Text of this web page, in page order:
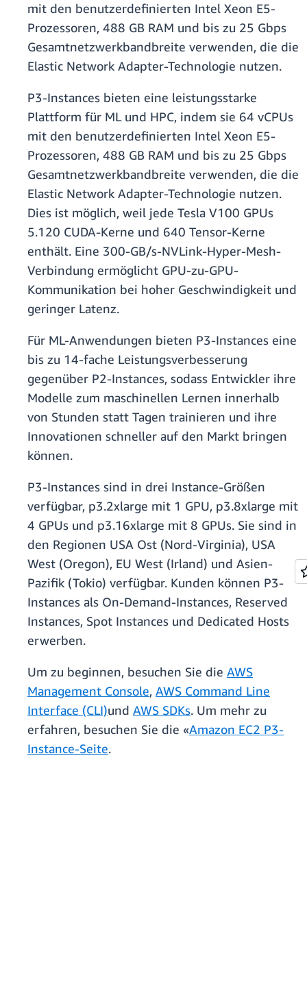
mit den benutzerdefinierten Intel Xeon E5-
Prozessoren, 488 GB RAM und bis zu 25 Gbps
Gesamtnetzwerkbandbreite verwenden, die die
Elastic Network Adapter-Technologie nutzen.
P3-Instances bieten eine leistungsstarke
Plattform für ML und HPC, indem sie 64 vCPUs
mit den benutzerdefinierten Intel Xeon E5-
Prozessoren, 488 GB RAM und bis zu 25 Gbps
Gesamtnetzwerkbandbreite verwenden, die die
Elastic Network Adapter-Technologie nutzen.
Dies ist möglich, weil jede Tesla V100 GPUs
5.120 CUDA-Kerne und 640 Tensor-Kerne
enthält. Eine 300-GB/s-NVLink-Hyper-Mesh-
Verbindung ermöglicht GPU-zu-GPU-
Kommunikation bei hoher Geschwindigkeit und
geringer Latenz.
Für ML-Anwendungen bieten P3-Instances eine
bis zu 14-fache Leistungsverbesserung
gegenüber P2-Instances, sodass Entwickler ihre
Modelle zum maschinellen Lernen innerhalb
von Stunden statt Tagen trainieren und ihre
Innovationen schneller auf den Markt bringen
können.
P3-Instances sind in drei Instance-Größen
verfügbar, p3.2xlarge mit 1 GPU, p3.8xlarge mit
4 GPUs und p3.16xlarge mit 8 GPUs. Sie sind in
den Regionen USA Ost (Nord-Virginia), USA
West (Oregon), EU West (Irland) und Asien-
Pazifik (Tokio) verfügbar. Kunden können P3-
Instances als On-Demand-Instances, Reserved
Instances, Spot Instances und Dedicated Hosts
erwerben.
Um zu beginnen, besuchen Sie die AWS
Management Console, AWS Command Line
Interface (CLI)und AWS SDKs. Um mehr zu
erfahren, besuchen Sie die «Amazon EC2 P3-
Instance-Seite.